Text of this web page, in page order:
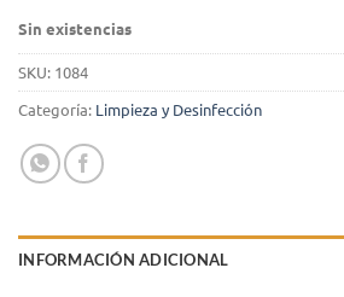
Sin existencias
SKU: 1084
Categoría: Limpieza y Desinfección
INFORMACIÓN ADICIONAL